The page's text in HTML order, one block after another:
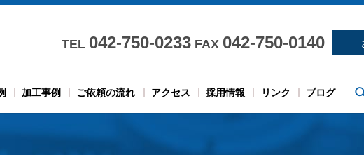
TEL 042-750-0233 FAX 042-750-0140
加工事例 ご依頼の流れ アクセス 採用情報 リンク ブログ